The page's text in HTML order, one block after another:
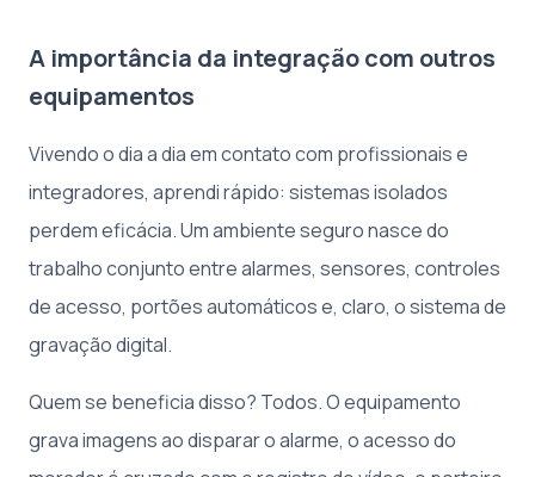
A importância da integração com outros
equipamentos
Vivendo o dia a dia em contato com profissionais e
integradores, aprendi rápido: sistemas isolados
perdem eficácia. Um ambiente seguro nasce do
trabalho conjunto entre alarmes, sensores, controles
de acesso, portões automáticos e, claro, o sistema de
gravação digital.
Quem se beneficia disso? Todos. O equipamento
grava imagens ao disparar o alarme, o acesso do